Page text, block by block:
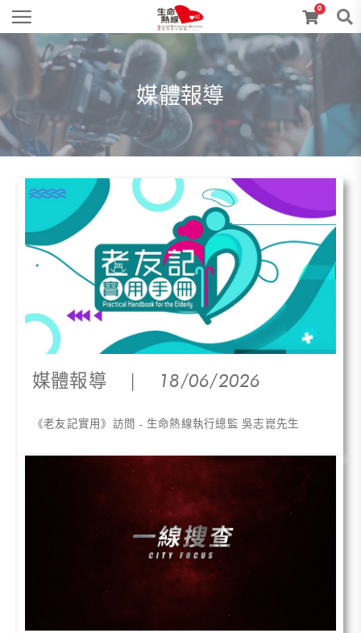
0
媒體報導
媒體報導 | 18/06/2026
《老友記實用》訪問 - 生命熱線執行總監 吳志崑先生